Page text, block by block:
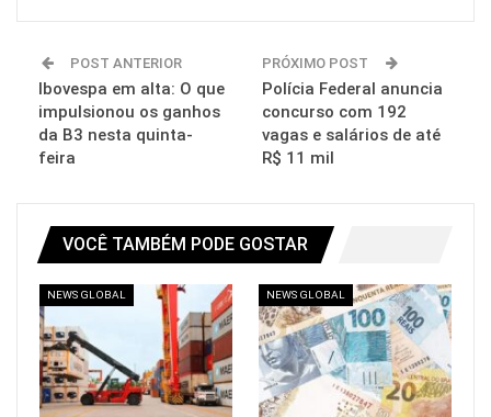
POST ANTERIOR
Ibovespa em alta: O que
impulsionou os ganhos
da B3 nesta quinta-
feira
PRÓXIMO POST
Polícia Federal anuncia
concurso com 192
vagas e salários de até
R$ 11 mil
VOCÊ TAMBÉM PODE GOSTAR
NEWS GLOBAL NEWS GLOBAL